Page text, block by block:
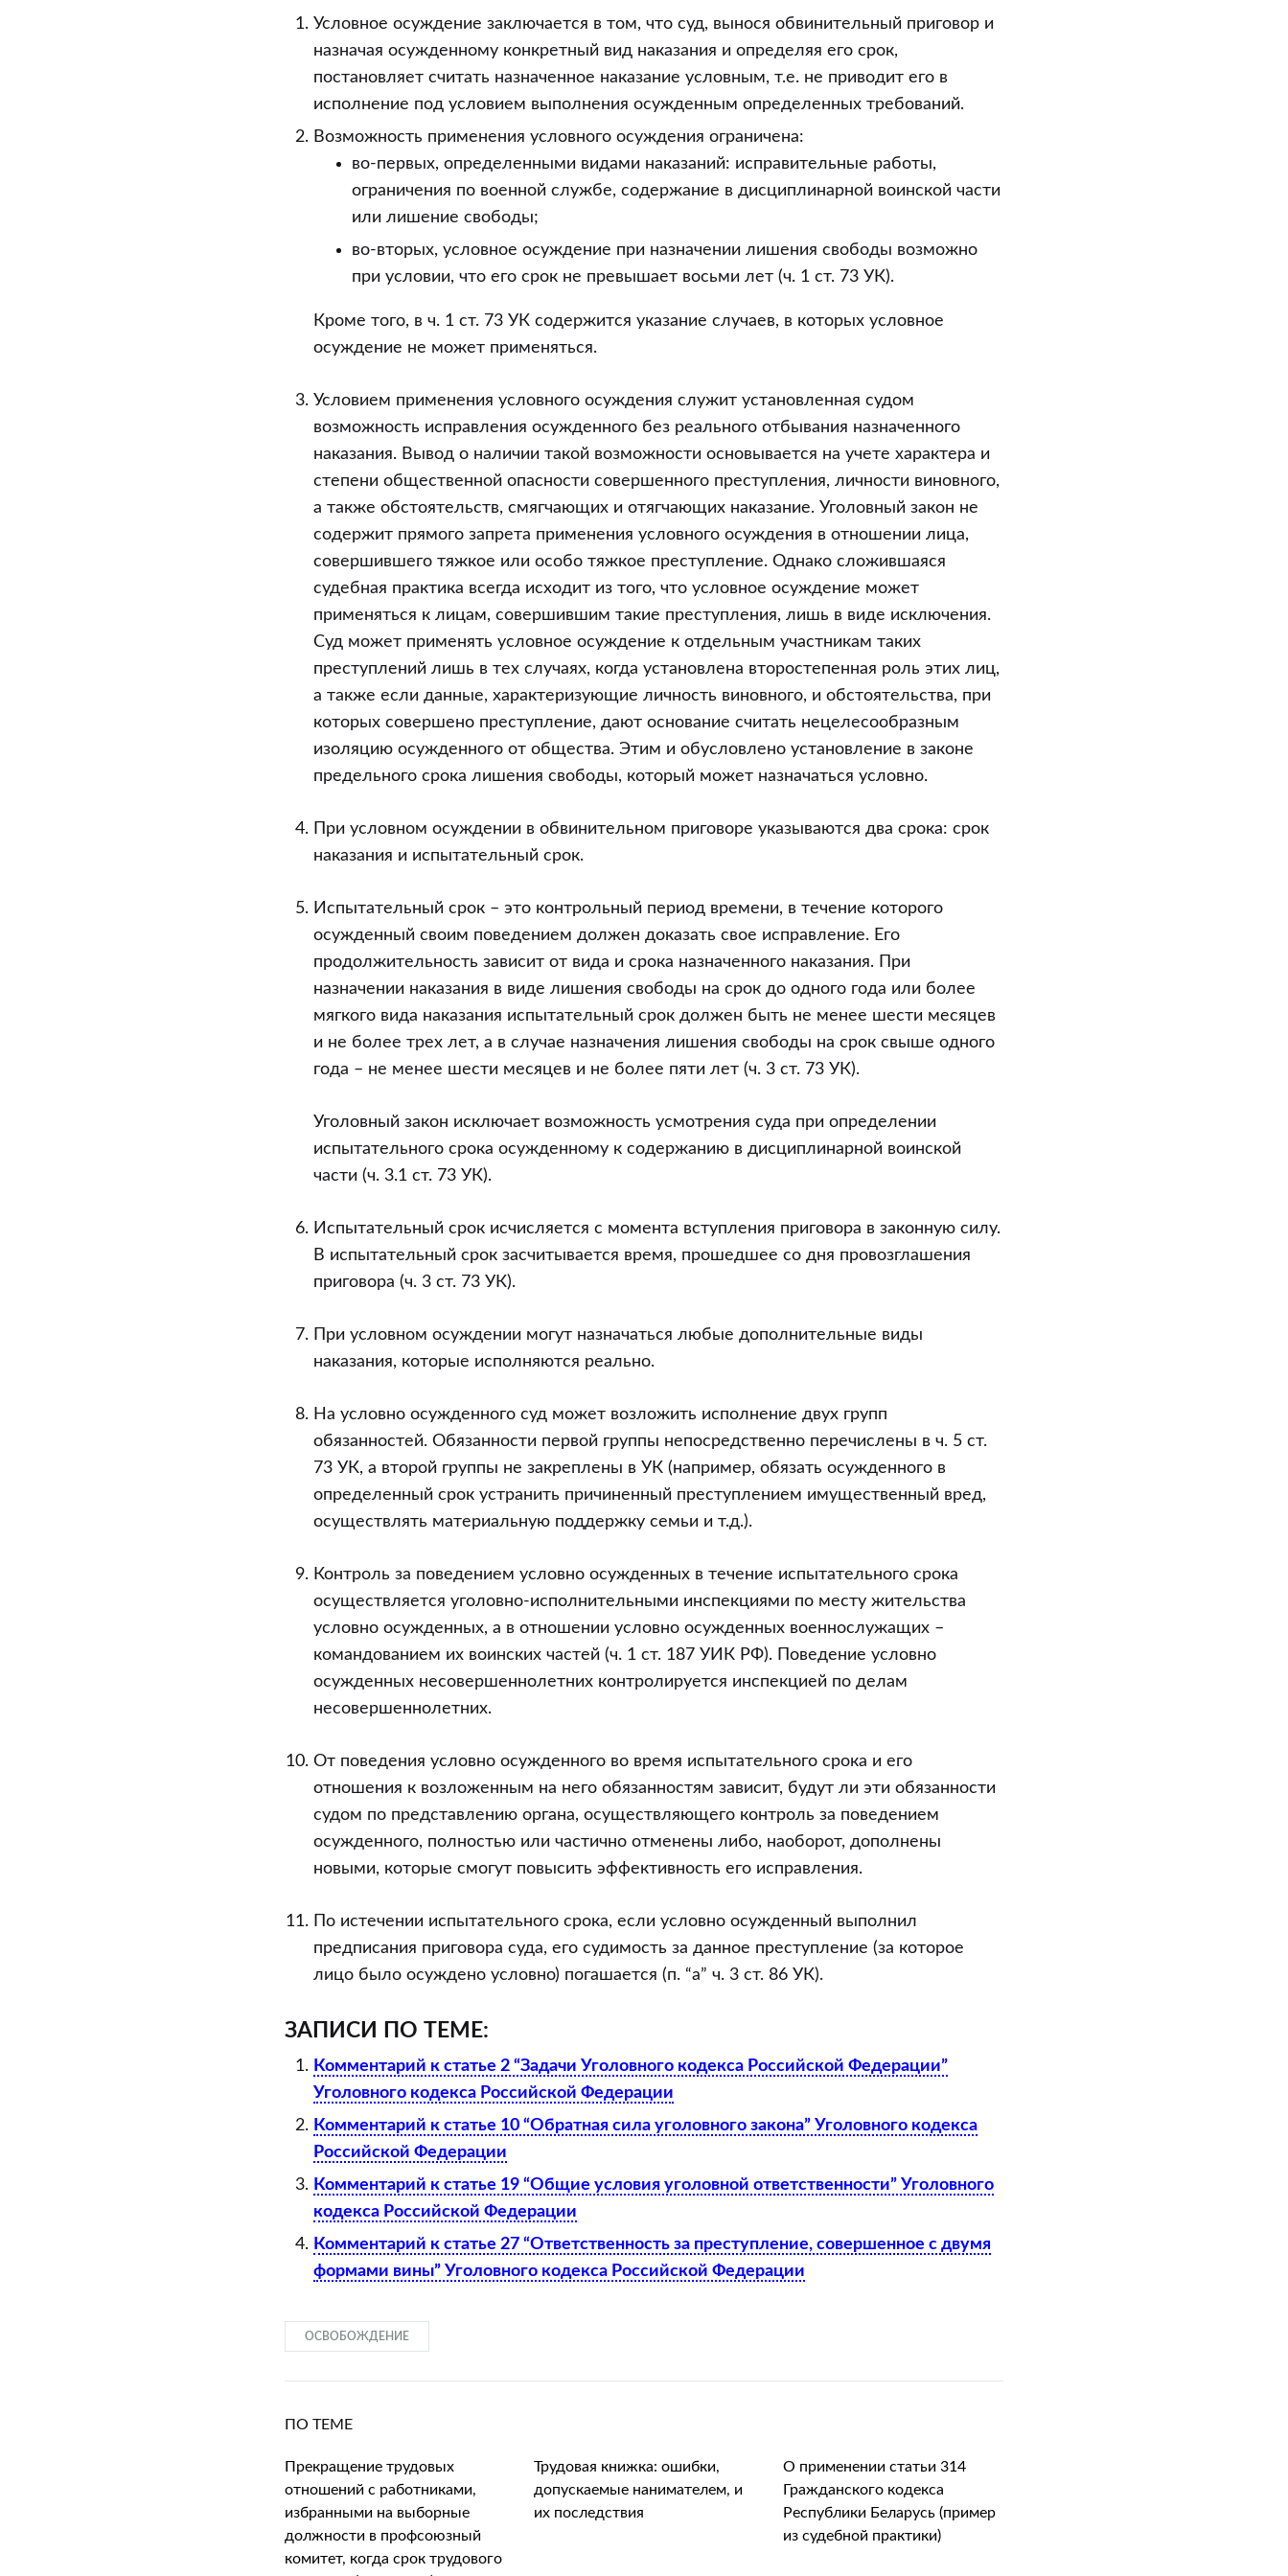
осуждение”
Условное осуждение заключается в том, что суд, вынося обвинительный приговор и
назначая осужденному конкретный вид наказания и определяя его срок,
постановляет считать назначенное наказание условным, т.е. не приводит его в
исполнение под условием выполнения осужденным определенных требований.
Возможность применения условного осуждения ограничена:
во-первых, определенными видами наказаний: исправительные работы,
ограничения по военной службе, содержание в дисциплинарной воинской части
или лишение свободы;
во-вторых, условное осуждение при назначении лишения свободы возможно
при условии, что его срок не превышает восьми лет (ч. 1 ст. 73 УК).
Кроме того, в ч. 1 ст. 73 УК содержится указание случаев, в которых условное
осуждение не может применяться.
Условием применения условного осуждения служит установленная судом
возможность исправления осужденного без реального отбывания назначенного
наказания. Вывод о наличии такой возможности основывается на учете характера и
степени общественной опасности совершенного преступления, личности виновного,
а также обстоятельств, смягчающих и отягчающих наказание. Уголовный закон не
содержит прямого запрета применения условного осуждения в отношении лица,
совершившего тяжкое или особо тяжкое преступление. Однако сложившаяся
судебная практика всегда исходит из того, что условное осуждение может
применяться к лицам, совершившим такие преступления, лишь в виде исключения.
Суд может применять условное осуждение к отдельным участникам таких
преступлений лишь в тех случаях, когда установлена второстепенная роль этих лиц,
а также если данные, характеризующие личность виновного, и обстоятельства, при
которых совершено преступление, дают основание считать нецелесообразным
изоляцию осужденного от общества. Этим и обусловлено установление в законе
предельного срока лишения свободы, который может назначаться условно.
При условном осуждении в обвинительном приговоре указываются два срока: срок
наказания и испытательный срок.
Испытательный срок – это контрольный период времени, в течение которого
осужденный своим поведением должен доказать свое исправление. Его
продолжительность зависит от вида и срока назначенного наказания. При
назначении наказания в виде лишения свободы на срок до одного года или более
мягкого вида наказания испытательный срок должен быть не менее шести месяцев
и не более трех лет, а в случае назначения лишения свободы на срок свыше одного
года – не менее шести месяцев и не более пяти лет (ч. 3 ст. 73 УК).
Уголовный закон исключает возможность усмотрения суда при определении
испытательного срока осужденному к содержанию в дисциплинарной воинской
части (ч. 3.1 ст. 73 УК).
Испытательный срок исчисляется с момента вступления приговора в законную силу.
В испытательный срок засчитывается время, прошедшее со дня провозглашения
приговора (ч. 3 ст. 73 УК).
При условном осуждении могут назначаться любые дополнительные виды
наказания, которые исполняются реально.
На условно осужденного суд может возложить исполнение двух групп
обязанностей. Обязанности первой группы непосредственно перечислены в ч. 5 ст.
73 УК, а второй группы не закреплены в УК (например, обязать осужденного в
определенный срок устранить причиненный преступлением имущественный вред,
осуществлять материальную поддержку семьи и т.д.).
Контроль за поведением условно осужденных в течение испытательного срока
осуществляется уголовно-исполнительными инспекциями по месту жительства
условно осужденных, а в отношении условно осужденных военнослужащих –
командованием их воинских частей (ч. 1 ст. 187 УИК РФ). Поведение условно
осужденных несовершеннолетних контролируется инспекцией по делам
несовершеннолетних.
От поведения условно осужденного во время испытательного срока и его
отношения к возложенным на него обязанностям зависит, будут ли эти обязанности
судом по представлению органа, осуществляющего контроль за поведением
осужденного, полностью или частично отменены либо, наоборот, дополнены
новыми, которые смогут повысить эффективность его исправления.
По истечении испытательного срока, если условно осужденный выполнил
предписания приговора суда, его судимость за данное преступление (за которое
лицо было осуждено условно) погашается (п. “а” ч. 3 ст. 86 УК).
ЗАПИСИ ПО ТЕМЕ:
Комментарий к статье 2 “Задачи Уголовного кодекса Российской Федерации”
Уголовного кодекса Российской Федерации
Комментарий к статье 10 “Обратная сила уголовного закона” Уголовного кодекса
Российской Федерации
Комментарий к статье 19 “Общие условия уголовной ответственности” Уголовного
кодекса Российской Федерации
Комментарий к статье 27 “Ответственность за преступление, совершенное с двумя
формами вины” Уголовного кодекса Российской Федерации
ОСВОБОЖДЕНИЕ
ПО ТЕМЕ
Прекращение трудовых
отношений с работниками,
избранными на выборные
должности в профсоюзный
комитет, когда срок трудового
Трудовая книжка: ошибки,
допускаемые нанимателем, и
их последствия
О применении статьи 314
Гражданского кодекса
Республики Беларусь (пример
из судебной практики)